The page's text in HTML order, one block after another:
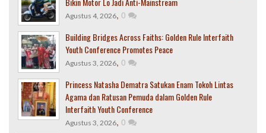
Agustus 4, 2026, 0
Building Bridges Across Faiths: Golden Rule Interfaith
Youth Conference Promotes Peace
Agustus 3, 2026, 0
Princess Natasha Dematra Satukan Enam Tokoh Lintas
Agama dan Ratusan Pemuda dalam Golden Rule
Interfaith Youth Conference
Agustus 3, 2026, 0